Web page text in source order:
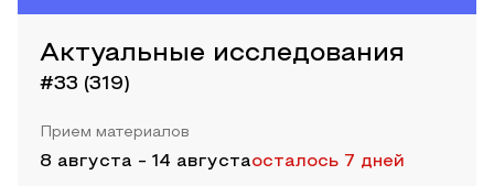
Актуальные исследования
#33 (319)
Прием материалов
8 августа - 14 августаосталось 7 дней